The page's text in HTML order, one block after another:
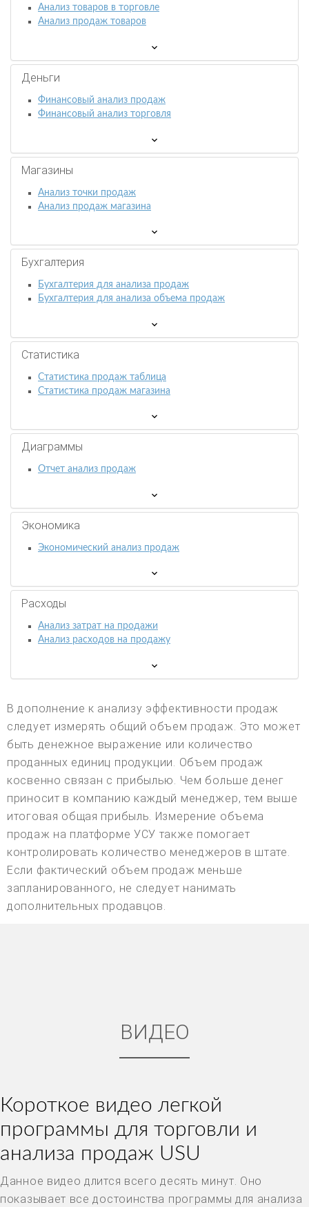
Анализ товаров в торговле
Анализ продаж товаров
Деньги
Финансовый анализ продаж
Финансовый анализ торговля
Магазины
Анализ точки продаж
Анализ продаж магазина
Бухгалтерия
Бухгалтерия для анализа продаж
Бухгалтерия для анализа объема продаж
Статистика
Статистика продаж таблица
Статистика продаж магазина
Диаграммы
Отчет анализ продаж
Экономика
Экономический анализ продаж
Расходы
Анализ затрат на продажи
Анализ расходов на продажу
В дополнение к анализу эффективности продаж
следует измерять общий объем продаж. Это может
быть денежное выражение или количество
проданных единиц продукции. Объем продаж
косвенно связан с прибылью. Чем больше денег
приносит в компанию каждый менеджер, тем выше
итоговая общая прибыль. Измерение объема
продаж на платформе УСУ также помогает
контролировать количество менеджеров в штате.
Если фактический объем продаж меньше
запланированного, не следует нанимать
дополнительных продавцов.
ВИДЕО
Короткое видео легкой
программы для торговли и
анализа продаж USU
Данное видео длится всего десять минут. Оно
показывает все достоинства программы для анализа